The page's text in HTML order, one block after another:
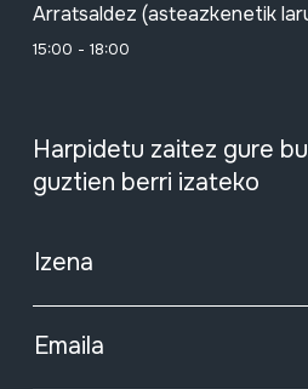
Arratsaldez (asteazkenetik
15:00 - 18:00
Harpidetu zaitez gure
guztien berri izateko
Izena
Emaila